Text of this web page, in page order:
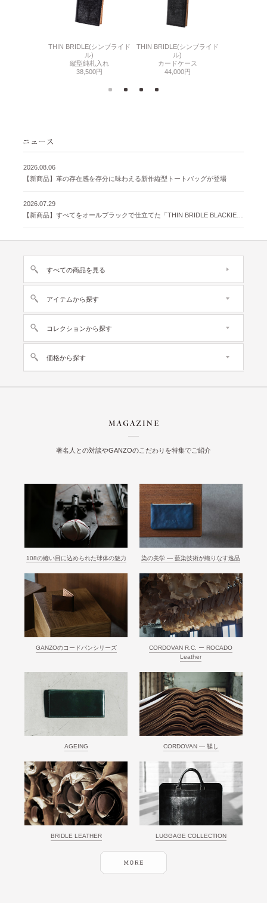
THIN BRIDLE(シンブライド
ル)
縦型純札入れ
38,500円
THIN BRIDLE(シンブライド
ル)
カードケース
44,000円
2026.08.06
【新商品】革の存在感を存分に味わえる新作縦型トートバッグが登場
2026.07.29
すべての商品を見る
アイテムから探す
コレクションから探す
価格から探す
著名人との対談やGANZOのこだわりを特集でご紹介
108の縫い目に込められた球体の魅力 染の美学 ― 藍染技術が織りなす逸品
GANZOのコードバンシリーズ
CORDOVAN R.C. ー ROCADO
Leather
AGEING CORDOVAN ― 鞣し
BRIDLE LEATHER LUGGAGE COLLECTION